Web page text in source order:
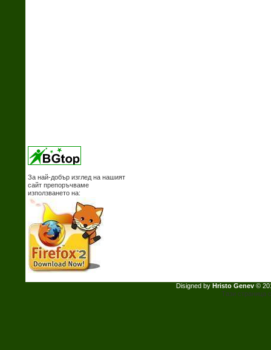
За най-добър изглед на нашият
сайт препоръчваме
използването на:
Disigned byHristo Genev©
Тази страница